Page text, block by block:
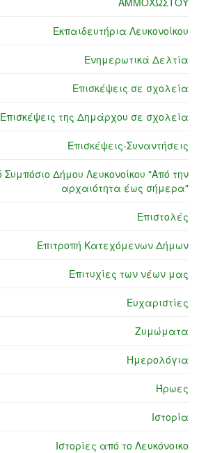
Εκπαιδευτήρια Λευκονοίκου
Ενημερωτικά Δελτία
Επισκέψεις σε σχολεία
Επισκέψεις της Δημάρχου σε σχολεία
Επισκέψεις-Συναντήσεις
Συμπόσιο Δήμου Λευκονοίκου "Από την
αρχαιότητα έως σήμερα"
Επιστολές
Επιτροπή Κατεχόμενων Δήμων
Επιτυχίες των νέων μας
Ευχαριστίες
Ζυμώματα
Ημερολόγια
Ήρωες
Ιστορία
Ιστορίες από το Λευκόνοικο